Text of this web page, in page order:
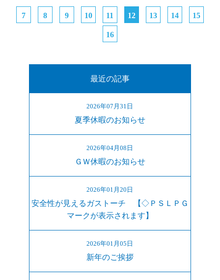
7 8 9 10 11 12 13 14 15
16
最近の記事
2026年07月31日
夏季休暇のお知らせ
2026年04月08日
ＧＷ休暇のお知らせ
2026年01月20日
安全性が見えるガストーチ 【◇ＰＳＬＰＧ
マークが表示されます】
2026年01月05日
新年のご挨拶